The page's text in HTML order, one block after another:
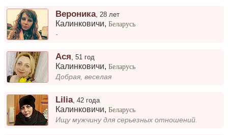
Вероника, 28 лет
Калинковичи,Беларусь
-
Ася,51 год
Калинковичи,Беларусь
Добрая, веселая
Lilia,42 года
Калинковичи,Беларусь
Ищу мужчину для серьезных отношений.